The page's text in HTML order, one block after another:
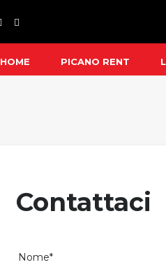
HOME PICANO RENT
Contattaci
Nome*